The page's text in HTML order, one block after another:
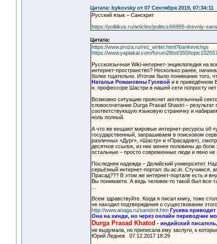
Цитата: bykovsky от 07 Сентября 2019, 07:34:11
Русский язык – Санскрит
https://politikus.ru/articles/politics/66955-drevniy-
Цитата:
https://www.proza.ru/rec_writer.html?bankevichgs
https://www.yaplakal.com/forum28/st/350/
Русскоязычная Wiki-интернет-энциклопедия на
интернет-пространство? Несколько ранее,
более тщательно. Итогом было понимание того,
Натальи Романовны Гусевой и в приведённом
н. профессоре Шастри в нашей сети попросту
Возможно ситуацию прояснит англоязычный
словосочетание Durga Prasad Shastri –
соответствующую языковую страничку и набираем
ноль полный.
А что же вещают мировые интернет-ресурсы об
государственный, запрашиваем в поисковом
различных «Дург», «Шастр» и «Прасадов»),
десятков ссылок, из них менее половины до
остальные – просто современные люди и явно
Последняя надежда – Делийский университет.
серьёзный интернет-портал: du.ac.in. Стучимся,
Прасад??? В этом же интернет-портале есть и
Вы понимаете. А ведь человек-то такой был все-
Всем здравствуйте. Когда я писал книгу, тоже
не находил подтверждения о существовании
http://www.anaga.ru/sanskrit.htm Гусева
Она на хинди, но через онлайн переводчик
Durga Prasad Khatod - индийский
не выдумала, но приписала ему заслуги, к
Юрий Леднев 07.12.2017 18:29